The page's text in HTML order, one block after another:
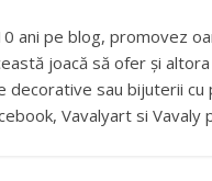
ani pe blog, promovez
joacă să ofer și
decorative sau bijuterii
Vavalyart si Vavaly